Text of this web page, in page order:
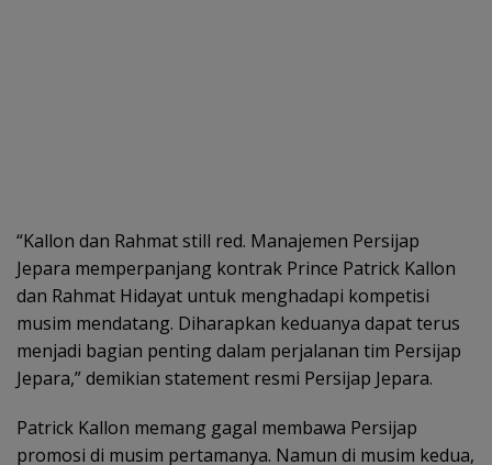
“Kallon dan Rahmat still red. Manajemen Persijap
Jepara memperpanjang kontrak Prince Patrick Kallon
dan Rahmat Hidayat untuk menghadapi kompetisi
musim mendatang. Diharapkan keduanya dapat terus
menjadi bagian penting dalam perjalanan tim Persijap
Jepara,” demikian statement resmi Persijap Jepara.
Patrick Kallon memang gagal membawa Persijap
promosi di musim pertamanya. Namun di musim kedua,